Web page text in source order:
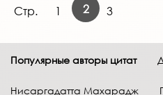
Стр. 1 2 3
Популярные авторы цитат
Нисаргадатта Махарадж